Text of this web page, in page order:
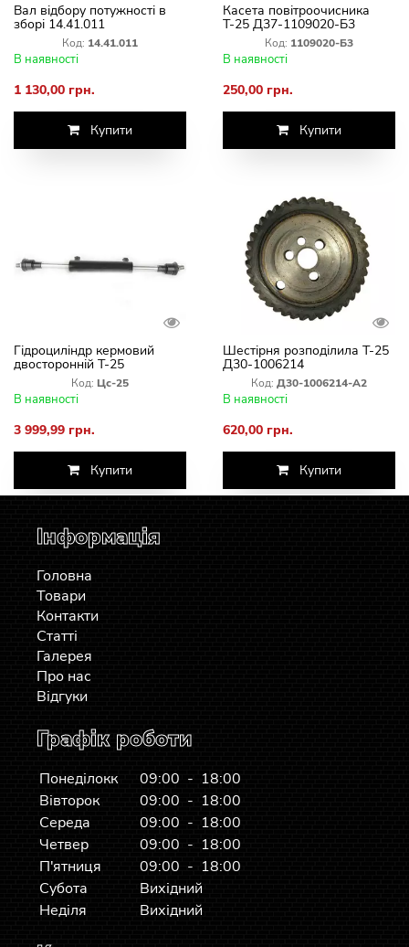
Вал відбору потужності в
зборі 14.41.011
Код: 14.41.011
В наявності
1 130,00 грн.
Купити
Касета повітроочисника
Т-25 Д37-1109020-Б3
Код: 1109020-Б3
В наявності
250,00 грн.
Купити
Гідроциліндр кермовий
двосторонній Т-25
Код: Цс-25
В наявності
3 999,99 грн.
Купити
Шестірня розподілила Т-25
Д30-1006214
Код: Д30-1006214-А2
В наявності
620,00 грн.
Купити
Інформація
Головна
Товари
Контакти
Статті
Галерея
Про нас
Відгуки
Графік роботи
Понеділокк
09:00 - 18:00
Вівторок
09:00 - 18:00
Середа
09:00 - 18:00
Четвер
09:00 - 18:00
П'ятниця
09:00 - 18:00
Субота
Вихідний
Неділя
Вихідний